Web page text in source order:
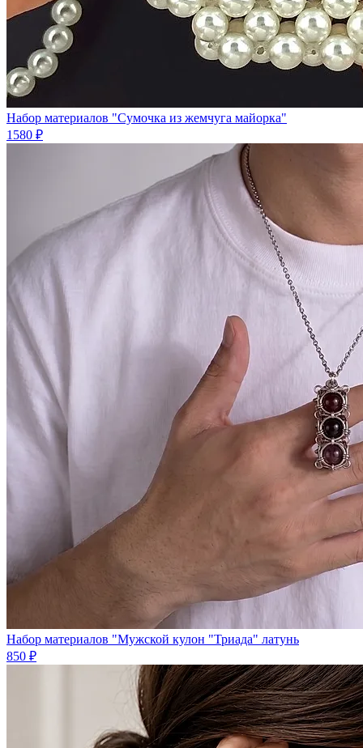
Набор материалов "Сумочка из жемчуга майорка"
1580 ₽
Набор материалов "Мужской кулон "Триада" латунь
850 ₽